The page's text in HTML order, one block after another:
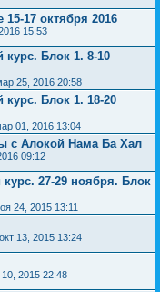
17 октября 2016
15:53
Блок 1. 8-10
25, 2016 20:58
Блок 1. 18-20
01, 2016 13:04
с Алокой Нама Ба Хал
09:12
27-29 ноября. Блок
24, 2015 13:11
13, 2015 13:24
2015 22:48